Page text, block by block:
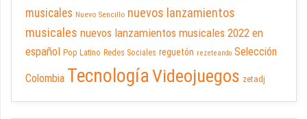
musicales Nuevo Sencillo nuevos lanzamientos
musicales nuevos lanzamientos musicales 2022 en
español Pop Latino Redes Sociales reguetón rezeteando Selección
Colombia TecnologíaVideojuegos zetadj